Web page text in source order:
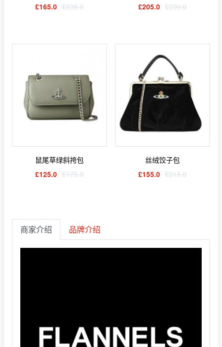
£165.0 £235.0 £205.0 £290.0
鼠尾草绿斜挎包
£125.0 £175.0
丝绒饺子包
£155.0 £215.0
商家介绍 品牌介绍